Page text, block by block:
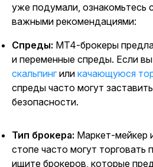
уже подумали,
важными рекомендациями:
Спреды: MT4-брокеры
и переменные спреды. Если
скальпингили качающуюся
спреды часто могут
безопасности.
Тип брокера: Маркет-мейкер
стопе часто могут торговать
ищите брокеров, которые